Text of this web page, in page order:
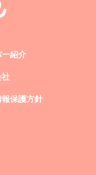
ー紹介
社
保護方針